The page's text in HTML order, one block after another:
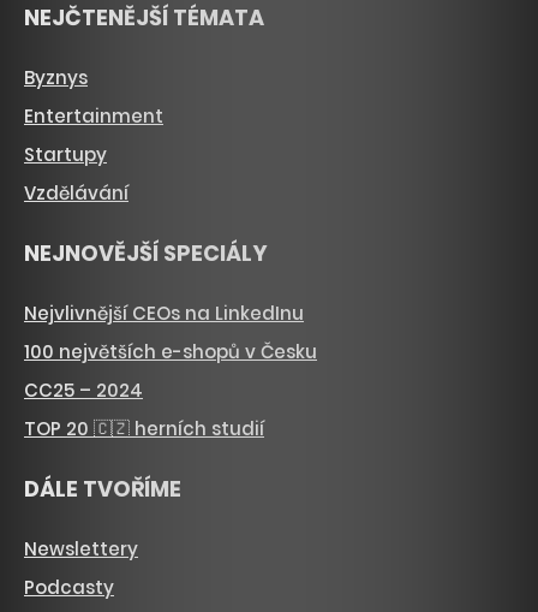
NEJČTENĚJŠÍ TÉMATA
Byznys
Entertainment
Startupy
Vzdělávání
NEJNOVĚJŠÍ SPECIÁLY
Nejvlivnější CEOs na LinkedInu
100 největších e-shopů v Česku
CC25 – 2024
TOP 20 🇨🇿 herních studií
DÁLE TVOŘÍME
Newslettery
Podcasty